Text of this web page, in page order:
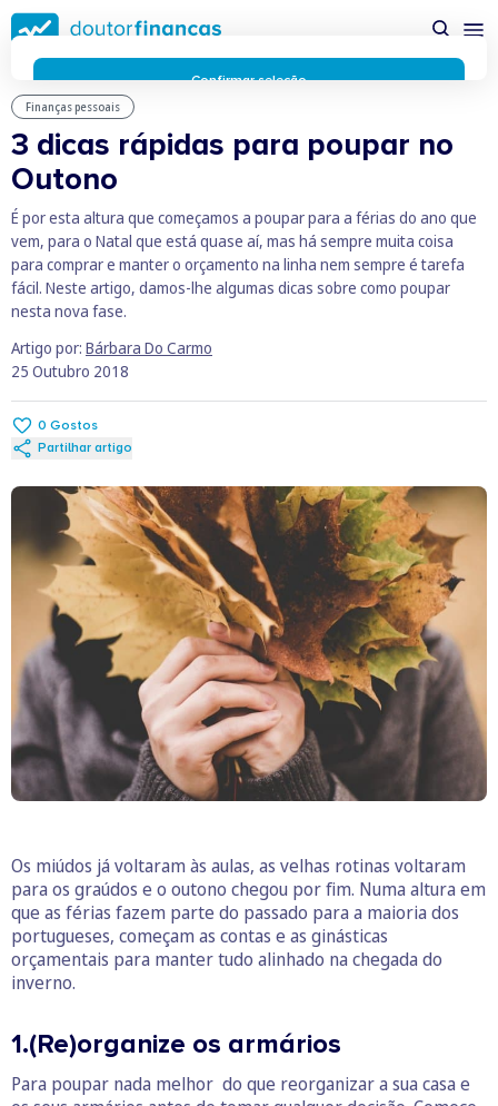
Saltar
para
conteúdo
principal
Finanças pessoais
3 dicas rápidas para poupar no
Outono
É por esta altura que começamos a poupar para a férias do ano que
vem, para o Natal que está quase aí, mas há sempre muita coisa
para comprar e manter o orçamento na linha nem sempre é tarefa
fácil. Neste artigo, damos-lhe algumas dicas sobre como poupar
nesta nova fase.
Artigo por: Bárbara Do Carmo
25 Outubro 2018
0 Gostos
Partilhar artigo
Os miúdos já voltaram às aulas, as velhas rotinas voltaram
para os graúdos e o outono chegou por fim. Numa altura em
que as férias fazem parte do passado para a maioria dos
portugueses, começam as contas e as ginásticas
orçamentais para manter tudo alinhado na chegada do
inverno.
1.(Re)organize os armários
Para poupar nada melhor do que reorganizar a sua casa e
possível enquanto utilizador do portal Doutor Finanças e
personalizar conteúdos e anúncios.
Saiba mais sobre as
funcionalidades dos cookiesaqui.
Respeitamos a sua privacidade e estamos comprometidos com
a transparência no uso de cookies no nosso website. Não
recolhemos, processamos ou armazenamos quaisquer dados
pessoais através de cookies durante a navegação normal no
essenciais e funcionais que melhoram o desempenho do site e
a experiência do utilizador. Estes cookies não contêm
informações pessoalmente identificáveis e não rastreiam a
sua atividade fora do nosso site. Conheça a nossaPolítica de
O business.safety.google usa cookies da Google para oferecer
os respetivos serviços, melhorar a qualidade destes e analisar
Cookies para estatística
Confirmar seleção